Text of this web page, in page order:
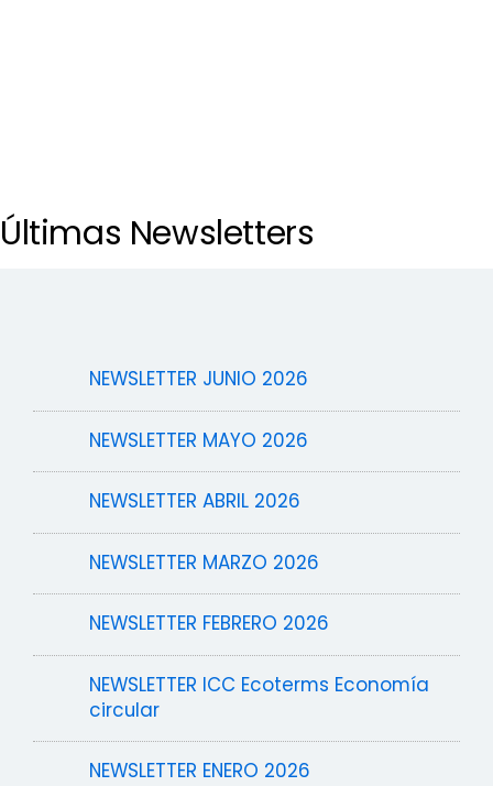
Últimas Newsletters
NEWSLETTER JUNIO 2026
NEWSLETTER MAYO 2026
NEWSLETTER ABRIL 2026
NEWSLETTER MARZO 2026
NEWSLETTER FEBRERO 2026
NEWSLETTER ICC Ecoterms Economía
circular
NEWSLETTER ENERO 2026